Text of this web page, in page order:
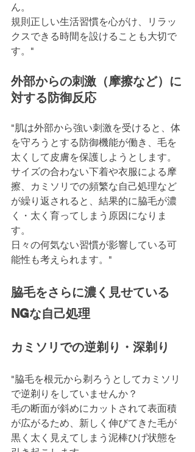
ん。
規則正しい生活習慣を心がけ、リラッ
クスできる時間を設けることも大切で
す。"
外部からの刺激（摩擦など）に
対する防御反応
"肌は外部から強い刺激を受けると、体
を守ろうとする防御機能が働き、毛を
太くして皮膚を保護しようとします。
サイズの合わない下着や衣服による摩
擦、カミソリでの頻繁な自己処理など
が繰り返されると、結果的に脇毛が濃
く・太く育ってしまう原因になりま
す。
日々の何気ない習慣が影響している可
能性も考えられます。"
脇毛をさらに濃く見せている
NGな自己処理
カミソリでの逆剃り・深剃り
"脇毛を根元から剃ろうとしてカミソリ
で逆剃りをしていませんか？
毛の断面が斜めにカットされて表面積
が広がるため、新しく伸びてきた毛が
黒く太く見えてしまう泥棒ひげ状態を